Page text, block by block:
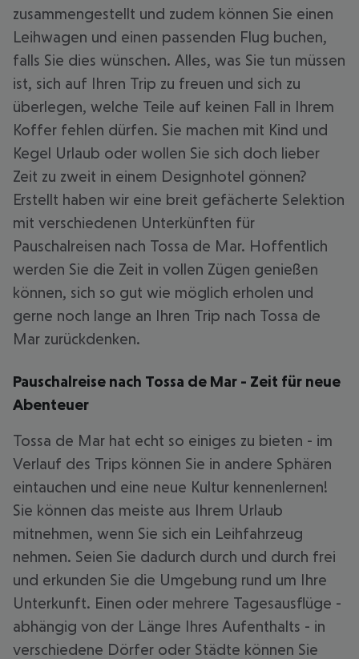
zusammengestellt und zudem können Sie einen
Leihwagen und einen passenden Flug buchen,
falls Sie dies wünschen. Alles, was Sie tun müssen
ist, sich auf Ihren Trip zu freuen und sich zu
überlegen, welche Teile auf keinen Fall in Ihrem
Koffer fehlen dürfen. Sie machen mit Kind und
Kegel Urlaub oder wollen Sie sich doch lieber
Zeit zu zweit in einem Designhotel gönnen?
Erstellt haben wir eine breit gefächerte Selektion
mit verschiedenen Unterkünften für
Pauschalreisen nach Tossa de Mar. Hoffentlich
werden Sie die Zeit in vollen Zügen genießen
können, sich so gut wie möglich erholen und
gerne noch lange an Ihren Trip nach Tossa de
Mar zurückdenken.
Pauschalreise nach Tossa de Mar - Zeit für neue
Abenteuer
Tossa de Mar hat echt so einiges zu bieten - im
Verlauf des Trips können Sie in andere Sphären
eintauchen und eine neue Kultur kennenlernen!
Sie können das meiste aus Ihrem Urlaub
mitnehmen, wenn Sie sich ein Leihfahrzeug
nehmen. Seien Sie dadurch durch und durch frei
und erkunden Sie die Umgebung rund um Ihre
Unterkunft. Einen oder mehrere Tagesausflüge -
abhängig von der Länge Ihres Aufenthalts - in
verschiedene Dörfer oder Städte können Sie